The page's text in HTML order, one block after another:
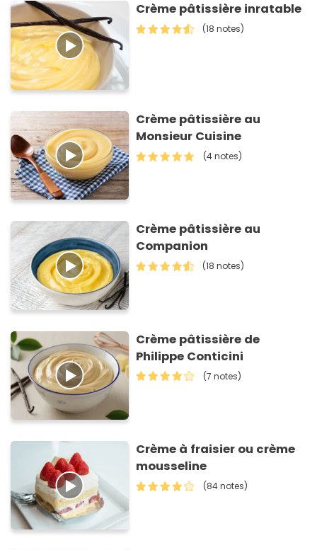
Crème pâtissière inratable
(18 notes)
Crème pâtissière au
Monsieur Cuisine
(4 notes)
Crème pâtissière au
Companion
(18 notes)
Crème pâtissière de
Philippe Conticini
(7 notes)
Crème à fraisier ou crème
mousseline
(84 notes)